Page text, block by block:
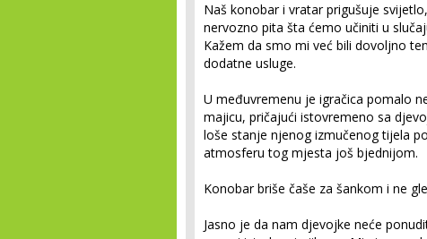
Naš konobar i vratar prigušuje
nervozno pita šta ćemo učiniti u
Kažem da smo mi već bili dovoljno
dodatne usluge.
U međuvremenu je igračica pomalo
majicu, pričajući istovremeno sa
loše stanje njenog izmučenog tijela
atmosferu tog mjesta još bjednijom.
Konobar briše čaše za šankom i ne
Jasno je da nam djevojke neće